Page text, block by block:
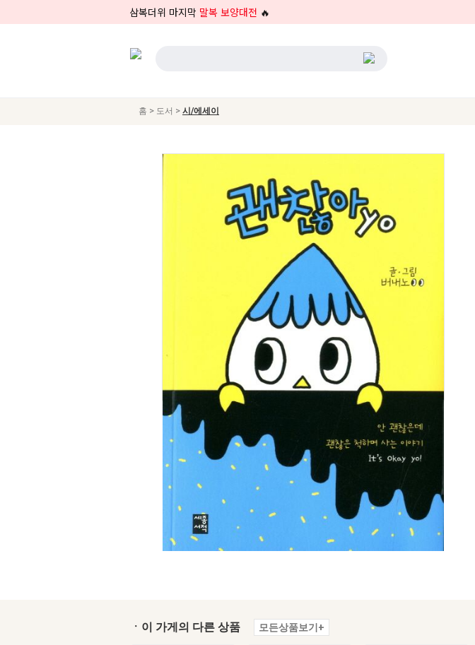
삼복더위 마지막 말복 보양대전 🔥
홈 > 도서 > 시/에세이
ㆍ이 가게의 다른 상품 모든상품보기+